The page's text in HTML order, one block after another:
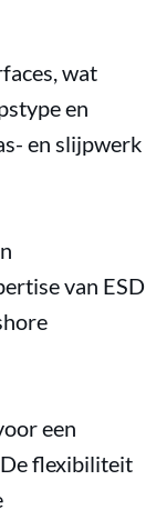
wat
en
en slijpwerk
van ESD
een
flexibiliteit